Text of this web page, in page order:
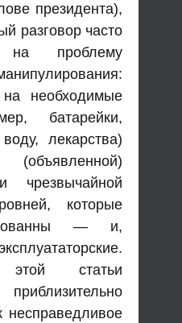
президента),
разговор часто
на проблему
необходимые
батарейки,
лекарства)
чрезвычайной
которые
— и,
статьи
несправедливое